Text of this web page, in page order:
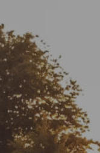
Promoties
Webshop
Brochure
Vraag offerte